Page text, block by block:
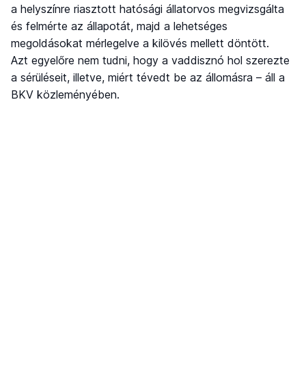
a helyszínre riasztott hatósági állatorvos megvizsgálta
és felmérte az állapotát, majd a lehetséges
megoldásokat mérlegelve a kilövés mellett döntött.
Azt egyelőre nem tudni, hogy a vaddisznó hol szerezte
a sérüléseit, illetve, miért tévedt be az állomásra – áll a
BKV közleményében.